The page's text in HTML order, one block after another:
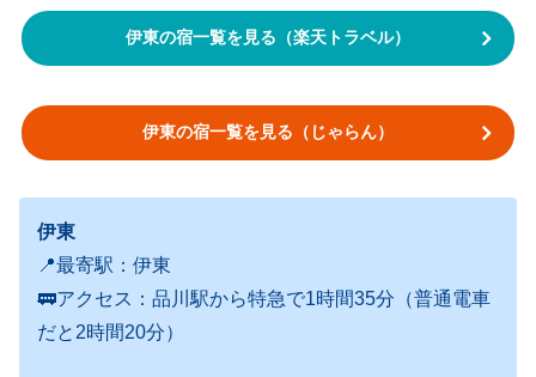
伊東の宿一覧を見る（楽天トラベル）
伊東の宿一覧を見る（じゃらん）
伊東
📍最寄駅：伊東
🚃アクセス：品川駅から特急で1時間35分（普通電車
だと2時間20分）